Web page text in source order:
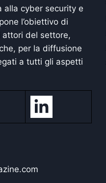
alla cyber security e
l’obiettivo di
attori del settore,
per la diffusione
a tutti gli aspetti